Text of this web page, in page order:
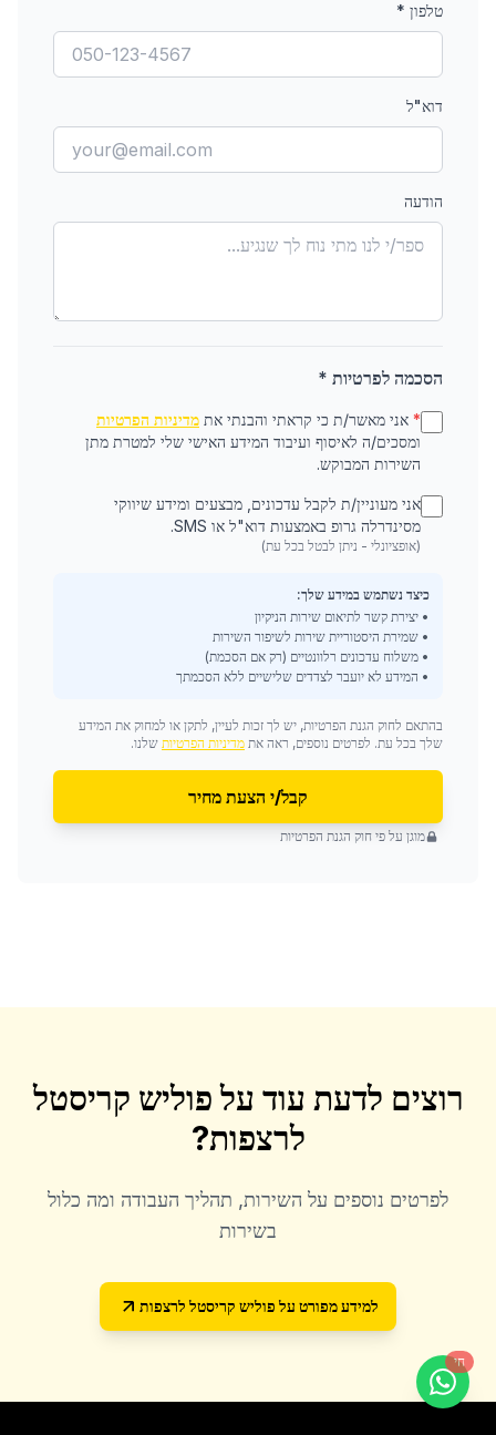
טלפון *
דוא"ל
הודעה
הסכמה לפרטיות *
* אני מאשר/ת כי קראתי והבנתי את מדיניות הפרטיות
ומסכים/ה לאיסוף ועיבוד המידע האישי שלי למטרת מתן
השירות המבוקש.
אני מעוניין/ת לקבל עדכונים, מבצעים ומידע שיווקי
מסינדרלה גרופ באמצעות דוא"ל או SMS.
(אופציונלי - ניתן לבטל בכל עת)
כיצד נשתמש במידע שלך:
• יצירת קשר לתיאום שירות הניקיון
• שמירת היסטוריית שירות לשיפור השירות
• משלוח עדכונים רלוונטיים (רק אם הסכמת)
• המידע לא יועבר לצדדים שלישיים ללא הסכמתך
בהתאם לחוק הגנת הפרטיות, יש לך זכות לעיין, לתקן או למחוק את המידע
שלך בכל עת. לפרטים נוספים, ראה את מדיניות הפרטיות שלנו.
קבל/י הצעת מחיר
מוגן על פי חוק הגנת הפרטיות
רוצים לדעת עוד עלפוליש קריסטל
לרצפות?
לפרטים נוספים על השירות, תהליך העבודה ומה כלול
בשירות
למידע מפורט על פוליש קריסטל לרצפות
חי